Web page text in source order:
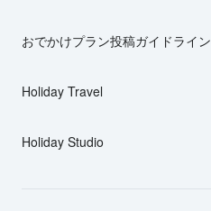
おでかけプラン投稿ガイドライン
Holiday Travel
Holiday Studio